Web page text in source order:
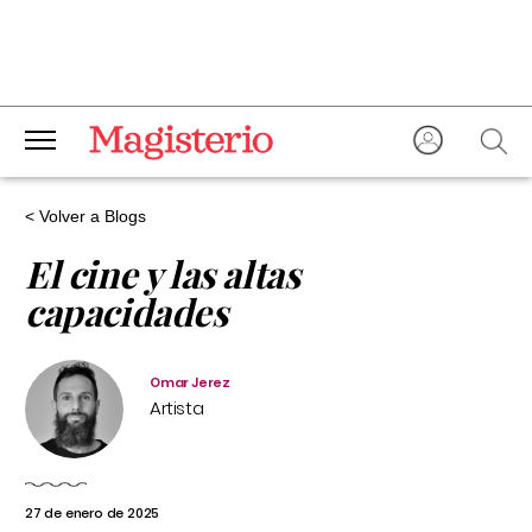
< Volver a Blogs
El cine y las altas
capacidades
Omar Jerez
Artista
27 de enero de 2025